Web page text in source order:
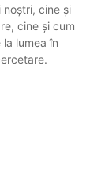
cine și
cine și cum
lumea în